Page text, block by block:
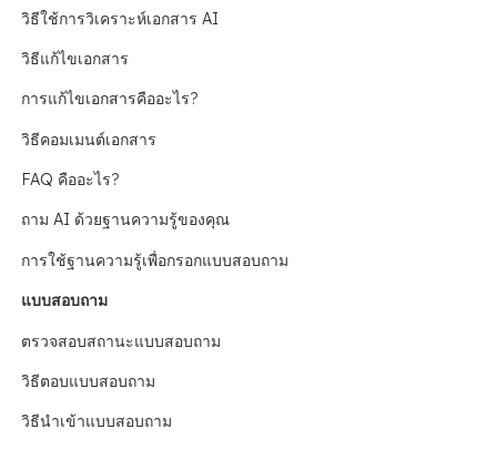
วิธีใช้การวิเคราะห์เอกสาร AI
วิธีแก้ไขเอกสาร
การแก้ไขเอกสารคืออะไร?
วิธีคอมเมนต์เอกสาร
FAQ คืออะไร?
ถาม AI ด้วยฐานความรู้ของคุณ
การใช้ฐานความรู้เพื่อกรอกแบบสอบถาม
แบบสอบถาม
ตรวจสอบสถานะแบบสอบถาม
วิธีตอบแบบสอบถาม
วิธีนำเข้าแบบสอบถาม